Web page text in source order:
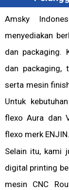
Amsky
menyediakan
dan packaging.
dan packaging,
serta mesin
Untuk
flexo Aura dan
flexo merk ENJIN.
Selain itu, kami
digital printing
mesin CNC